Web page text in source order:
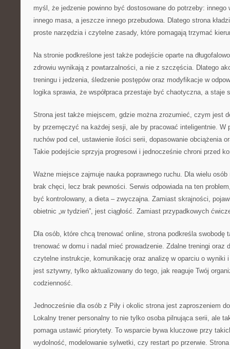
myśl, że jedzenie powinno być dostosowane do potrzeby: innego
innego masa, a jeszcze innego przebudowa. Dlatego strona
proste narzędzia i czytelne zasady, które pomagają trzymać
Na stronie podkreślone jest także podejście oparte na
zdrowiu wynikają z powtarzalności, a nie z szczęścia. Dlatego
treningu i jedzenia, śledzenie postępów oraz modyfikacje w
logika sprawia, że współpraca przestaje być chaotyczna, a staje
Strona jest także miejscem, gdzie można zrozumieć, czym jest
by przemęczyć na każdej sesji, ale by pracować inteligentnie. W
ruchów pod cel, ustawienie ilości serii, dopasowanie obciążenia
Takie podejście sprzyja progresowi i jednocześnie chroni przed
Ważne miejsce zajmuje nauka poprawnego ruchu. Dla wielu
brak chęci, lecz brak pewności. Serwis odpowiada na ten
być kontrolowany, a dieta – zwyczajna. Zamiast skrajności,
obietnic „w tydzień”, jest ciągłość. Zamiast przypadkowych
Dla osób, które chcą trenować online, strona podkreśla swobodę
trenować w domu i nadal mieć prowadzenie. Zdalne treningi oraz
czytelne instrukcje, komunikację oraz analizę w oparciu o wyniki
jest sztywny, tylko aktualizowany do tego, jak reaguje Twój
codzienność.
Jednocześnie dla osób z Piły i okolic strona jest zaproszeniem
Lokalny trener personalny to nie tylko osoba pilnująca serii, ale
pomaga ustawić priorytety. To wsparcie bywa kluczowe przy
wydolność, modelowanie sylwetki, czy restart po przerwie.